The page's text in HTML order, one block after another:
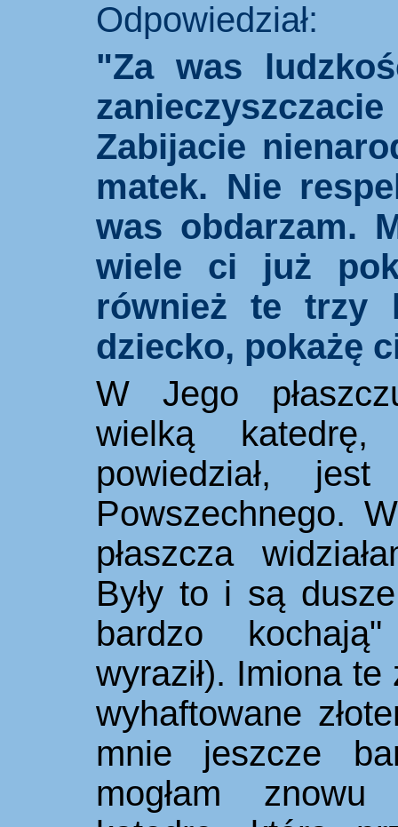
Odpowiedział:
"Za was
Zabijacie
matek. Nie
was obdarzam.
wiele ci już
również te trzy
dziecko, pokażę
W Jego
wielką
powiedział, jest
Powszechnego.
płaszcza widziała
Były to i są
bardzo
wyraził). Imiona te
wyhaftowane
mnie jeszcze
mogłam